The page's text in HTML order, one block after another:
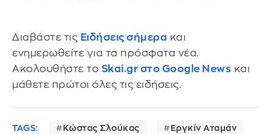
Διαβάστε τις Ειδήσεις σήμερα και
ενημερωθείτε για τα πρόσφατα νέα.
Ακολουθήστε το Skai.gr στο Google News και
μάθετε πρώτοι όλες τις ειδήσεις.
TAGS: Κώστας Σλούκας Εργκίν Αταμάν